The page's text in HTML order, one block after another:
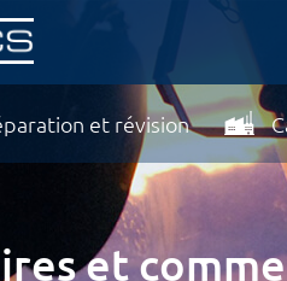
et révision
et